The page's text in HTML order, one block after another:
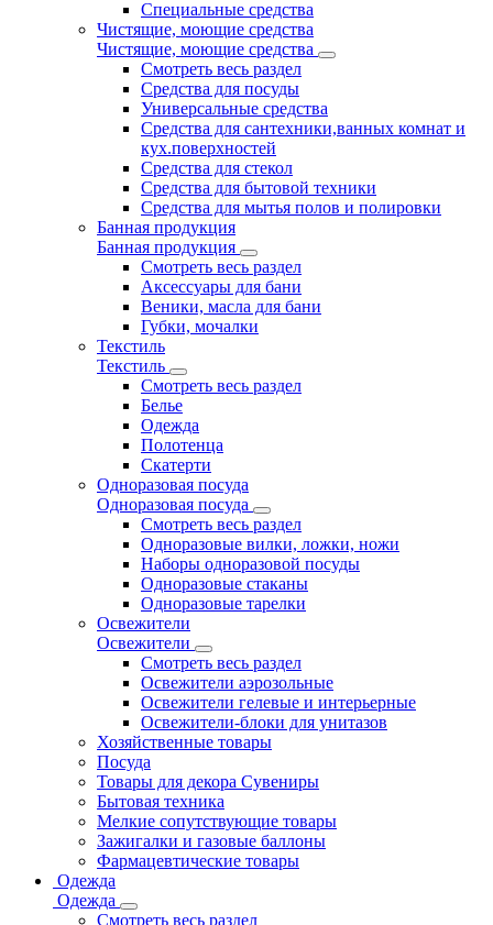
Специальные средства
Чистящие, моющие средства
Чистящие, моющие средства
Смотреть весь раздел
Средства для посуды
Универсальные средства
Средства для сантехники,ванных комнат и
кух.поверхностей
Средства для стекол
Средства для бытовой техники
Средства для мытья полов и полировки
Банная продукция
Банная продукция
Смотреть весь раздел
Аксессуары для бани
Веники, масла для бани
Губки, мочалки
Текстиль
Текстиль
Смотреть весь раздел
Белье
Одежда
Полотенца
Скатерти
Одноразовая посуда
Одноразовая посуда
Смотреть весь раздел
Одноразовые вилки, ложки, ножи
Наборы одноразовой посуды
Одноразовые стаканы
Одноразовые тарелки
Освежители
Освежители
Смотреть весь раздел
Освежители аэрозольные
Освежители гелевые и интерьерные
Освежители-блоки для унитазов
Хозяйственные товары
Посуда
Товары для декора Сувениры
Бытовая техника
Мелкие сопутствующие товары
Зажигалки и газовые баллоны
Фармацевтические товары
Одежда
Одежда
Смотреть весь раздел